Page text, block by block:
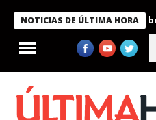
NOTICIAS DE ÚLTIMA HORA
Bukele condecora a miembros